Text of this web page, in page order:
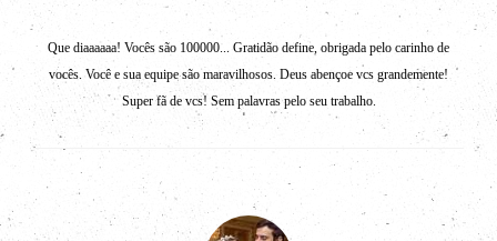
Que diaaaaaa! Vocês são 100000... Gratidão define, obrigada pelo carinho de
vocês. Você e sua equipe são maravilhosos. Deus abençoe vcs grandemente!
Super fã de vcs! Sem palavras pelo seu trabalho.